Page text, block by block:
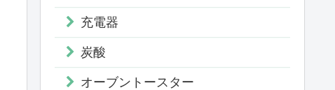
充電器
炭酸
オーブントースター